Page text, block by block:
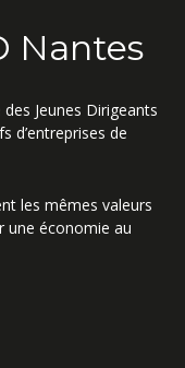
Nantes
Jeunes Dirigeants
d’entreprises de
les mêmes valeurs
une économie au